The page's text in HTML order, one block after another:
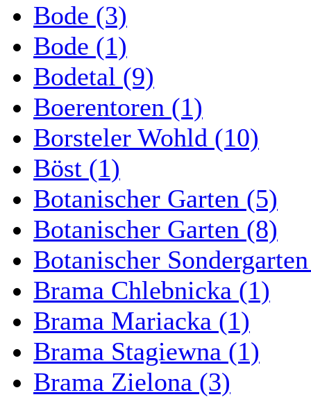
Bode (3)
Bode (1)
Bodetal (9)
Boerentoren (1)
Borsteler Wohld (10)
Böst (1)
Botanischer Garten (5)
Botanischer Garten (8)
Botanischer
Brama Chlebnicka (1)
Brama Mariacka (1)
Brama Stagiewna (1)
Brama Zielona (3)